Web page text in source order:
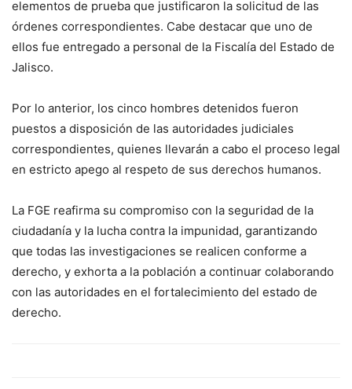
elementos de prueba que justificaron la solicitud de las
órdenes correspondientes. Cabe destacar que uno de
ellos fue entregado a personal de la Fiscalía del Estado de
Jalisco.
Por lo anterior, los cinco hombres detenidos fueron
puestos a disposición de las autoridades judiciales
correspondientes, quienes llevarán a cabo el proceso legal
en estricto apego al respeto de sus derechos humanos.
La FGE reafirma su compromiso con la seguridad de la
ciudadanía y la lucha contra la impunidad, garantizando
que todas las investigaciones se realicen conforme a
derecho, y exhorta a la población a continuar colaborando
con las autoridades en el fortalecimiento del estado de
derecho.